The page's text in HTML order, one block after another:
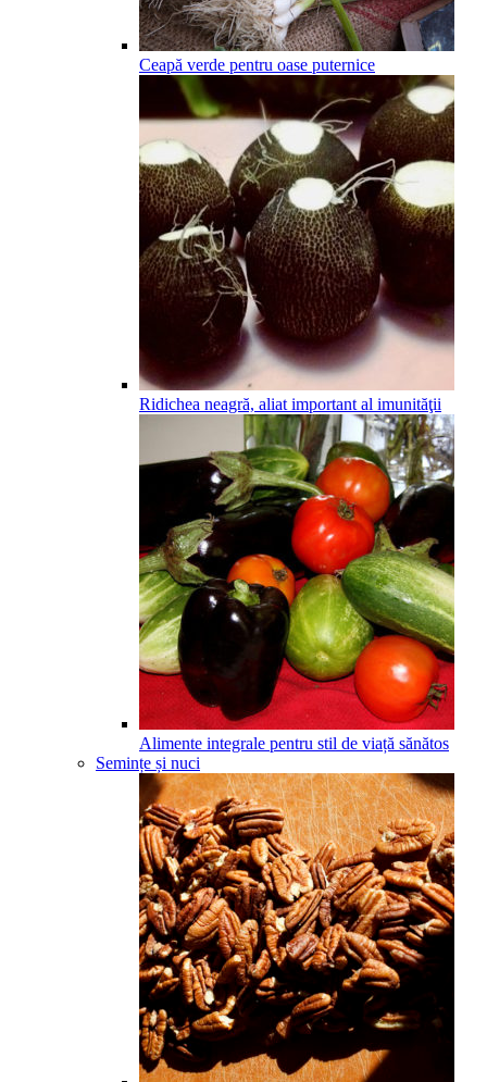
Ceapă verde pentru oase puternice
Ridichea neagră, aliat important al imunităţii
Alimente integrale pentru stil de viață sănătos
Semințe și nuci